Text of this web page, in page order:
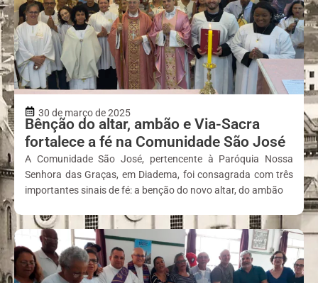
30 de março de 2025
Bênção do altar, ambão e Via-Sacra
fortalece a fé na Comunidade São José
A Comunidade São José, pertencente à Paróquia Nossa
Senhora das Graças, em Diadema, foi consagrada com três
importantes sinais de fé: a benção do novo altar, do ambão